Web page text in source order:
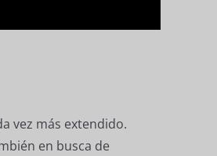
vez más extendido.
en busca de